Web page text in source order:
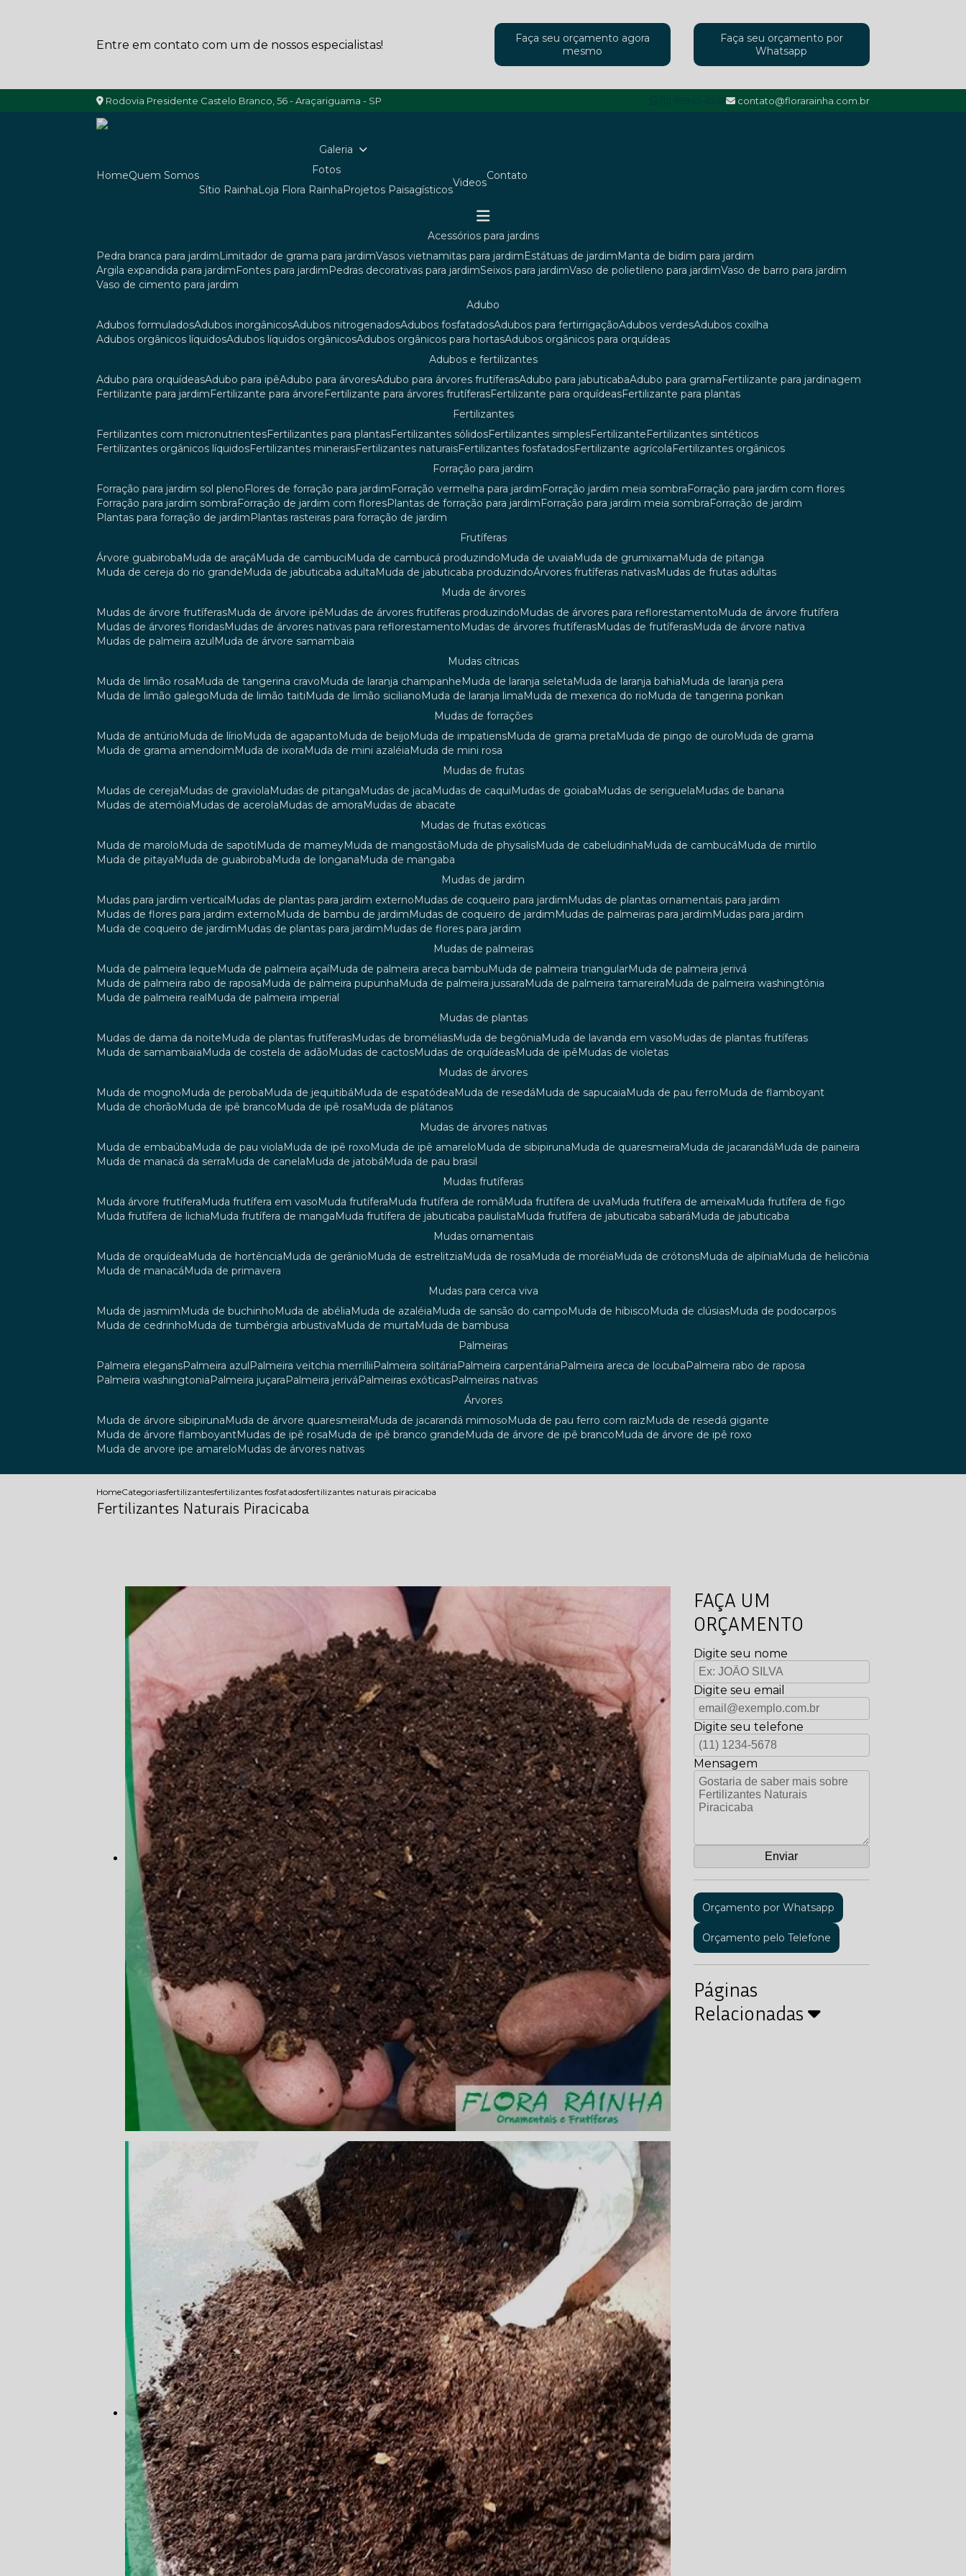
Entre em contato com um de nossos especialistas!
Faça seu orçamento agora
mesmo
Faça seu orçamento por
Whatsapp
Rodovia Presidente Castelo Branco, 56 - Araçariguama - SP contato@florarainha.com.br
Home Quem Somos
Galeria
Fotos
Sítio Rainha
Loja Flora Rainha Projetos Paisagísticos
Videos
Contato
acessórios para jardins
pedra branca para jardim
limitador de grama para jardim vasos vietnamitas para jardim estátuas de jardim
manta de bidim para jardim
argila expandida para jardim
fontes para jardim pedras decorativas para jardim seixos para jardim vaso de polietileno para jardim vaso de barro para jardim
vaso de cimento para jardim
adubo
adubos formulados adubos inorgânicos adubos nitrogenados adubos fosfatados adubos para fertirrigação adubos verdes adubos coxilha
adubos orgânicos líquidos adubos líquidos orgânicos adubos orgânicos para hortas adubos orgânicos para orquídeas
adubos e fertilizantes
adubo para orquídeas adubo para ipê adubo para árvores adubo para árvores frutíferas adubo para jabuticaba adubo para grama
fertilizante para jardinagem
fertilizante para jardim
fertilizante para árvore fertilizante para árvores frutíferas fertilizante para orquídeas fertilizante para plantas
fertilizantes
fertilizantes com micronutrientes fertilizantes para plantas fertilizantes sólidos fertilizantes simples fertilizante
fertilizantes sintéticos
fertilizantes orgânicos líquidos fertilizantes minerais fertilizantes naturais fertilizantes fosfatados fertilizante agrícola
fertilizantes orgânicos
forração para jardim
forração para jardim sol pleno
flores de forração para jardim forração vermelha para jardim forração jardim meia sombra
forração para jardim com flores
forração para jardim sombra
forração de jardim com flores plantas de forração para jardim forração para jardim meia sombra
forração de jardim
plantas para forração de jardim
plantas rasteiras para forração de jardim
frutíferas
árvore guabiroba
muda de araçá muda de cambuci muda de cambucá produzindo muda de uvaia muda de grumixama
muda de pitanga
muda de cereja do rio grande
muda de jabuticaba adulta muda de jabuticaba produzindo árvores frutíferas nativas
mudas de frutas adultas
muda de árvores
mudas de árvore frutíferas
muda de árvore ipê mudas de árvores frutíferas produzindo mudas de árvores para reflorestamento
muda de árvore frutífera
mudas de árvores floridas
mudas de árvores nativas para reflorestamento mudas de árvores frutíferas mudas de frutíferas
muda de árvore nativa
mudas de palmeira azul
muda de árvore samambaia
mudas cítricas
muda de limão rosa
muda de tangerina cravo muda de laranja champanhe muda de laranja seleta muda de laranja bahia
muda de laranja pera
muda de limão galego
muda de limão taiti muda de limão siciliano muda de laranja lima muda de mexerica do rio
muda de tangerina ponkan
mudas de forrações
muda de antúrio
muda de lírio muda de agapanto muda de beijo muda de impatiens muda de grama preta muda de pingo de ouro
muda de grama
muda de grama amendoim
muda de ixora muda de mini azaléia
muda de mini rosa
mudas de frutas
mudas de cereja
mudas de graviola mudas de pitanga mudas de jaca mudas de caqui mudas de goiaba mudas de seriguela
mudas de banana
mudas de atemóia
mudas de acerola mudas de amora
mudas de abacate
mudas de frutas exóticas
muda de marolo
muda de sapoti muda de mamey muda de mangostão muda de physalis muda de cabeludinha muda de cambucá
muda de mirtilo
muda de pitaya
muda de guabiroba muda de longana
muda de mangaba
mudas de jardim
mudas para jardim vertical
mudas de plantas para jardim externo mudas de coqueiro para jardim
mudas de plantas ornamentais para jardim
mudas de flores para jardim externo
muda de bambu de jardim mudas de coqueiro de jardim mudas de palmeiras para jardim
mudas para jardim
muda de coqueiro de jardim
mudas de plantas para jardim
mudas de flores para jardim
mudas de palmeiras
muda de palmeira leque
muda de palmeira açaí muda de palmeira areca bambu muda de palmeira triangular
muda de palmeira jerivá
muda de palmeira rabo de raposa
muda de palmeira pupunha muda de palmeira jussara muda de palmeira tamareira
muda de palmeira washingtônia
muda de palmeira real
muda de palmeira imperial
mudas de plantas
mudas de dama da noite
muda de plantas frutíferas mudas de bromélias muda de begônia muda de lavanda em vaso
mudas de plantas frutíferas
muda de samambaia
muda de costela de adão mudas de cactos mudas de orquídeas muda de ipê
mudas de violetas
mudas de árvores
muda de mogno
muda de peroba muda de jequitibá muda de espatódea muda de resedá muda de sapucaia muda de pau ferro
muda de flamboyant
muda de chorão
muda de ipê branco muda de ipê rosa
muda de plátanos
mudas de árvores nativas
muda de embaúba
muda de pau viola muda de ipê roxo muda de ipê amarelo muda de sibipiruna muda de quaresmeira muda de jacarandá
muda de paineira
muda de manacá da serra
muda de canela muda de jatobá
muda de pau brasil
mudas frutíferas
muda árvore frutífera
muda frutífera em vaso muda frutífera muda frutífera de romã muda frutífera de uva muda frutífera de ameixa
muda frutífera de figo
muda frutífera de lichia
muda frutífera de manga muda frutífera de jabuticaba paulista muda frutífera de jabuticaba sabará
muda de jabuticaba
mudas ornamentais
muda de orquídea
muda de hortência muda de gerânio muda de estrelitzia muda de rosa muda de moréia muda de crótons muda de alpínia
muda de helicônia
muda de manacá
muda de primavera
mudas para cerca viva
muda de jasmim
muda de buchinho muda de abélia muda de azaléia muda de sansão do campo muda de hibisco muda de clúsias
muda de podocarpos
muda de cedrinho
muda de tumbérgia arbustiva muda de murta
muda de bambusa
palmeiras
palmeira elegans
palmeira azul palmeira veitchia merrillii palmeira solitária palmeira carpentária palmeira areca de locuba
palmeira rabo de raposa
palmeira washingtonia
palmeira juçara palmeira jerivá palmeiras exóticas
palmeiras nativas
árvores
muda de árvore sibipiruna
muda de árvore quaresmeira muda de jacarandá mimoso muda de pau ferro com raiz
muda de resedá gigante
muda de árvore flamboyant
mudas de ipê rosa muda de ipê branco grande muda de árvore de ipê branco
muda de árvore de ipê roxo
muda de arvore ipe amarelo
mudas de árvores nativas
HomeCategoriasfertilizantesfertilizantes fosfatadosfertilizantes naturais piracicaba
Fertilizantes Naturais Piracicaba
FAÇA UM
ORÇAMENTO
Digite seu nome
Digite seu email
Digite seu telefone
Mensagem
Orçamento por Whatsapp
Orçamento pelo Telefone
Páginas
Relacionadas